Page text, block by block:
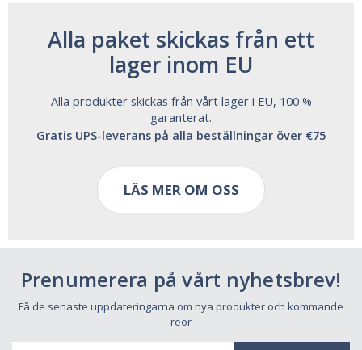
Alla paket skickas från ett
lager inom EU
Alla produkter skickas från vårt lager i EU, 100 %
garanterat.
Gratis UPS-leverans på alla beställningar över €75
LÄS MER OM OSS
Prenumerera på vårt nyhetsbrev!
Få de senaste uppdateringarna om nya produkter och kommande
reor